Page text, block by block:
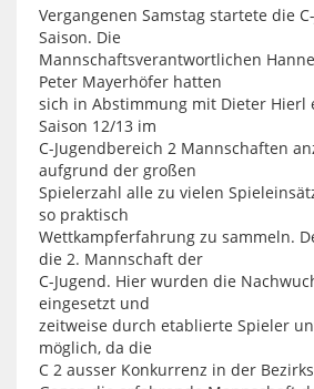
Vergangenen Samstag startete die
Saison. Die
Mannschaftsverantwortlichen
Peter Mayerhöfer hatten
sich in Abstimmung mit Dieter Hierl
Saison 12/13 im
C-Jugendbereich 2 Mannschaften
aufgrund der großen
Spielerzahl alle zu vielen
so praktisch
Wettkampferfahrung zu sammeln.
die 2. Mannschaft der
C-Jugend. Hier wurden die
eingesetzt und
zeitweise durch etablierte Spieler
möglich, da die
C 2 ausser Konkurrenz in der